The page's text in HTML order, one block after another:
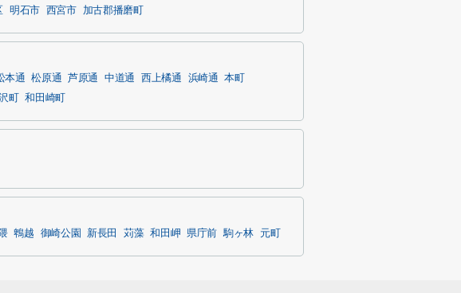
明石市 西宮市 加古郡播磨町
本通 松原通 芦原通 中道通 西上橘通 浜崎通 本町
町 和田崎町
鵯越 御崎公園 新長田 苅藻 和田岬 県庁前 駒ヶ林 元町